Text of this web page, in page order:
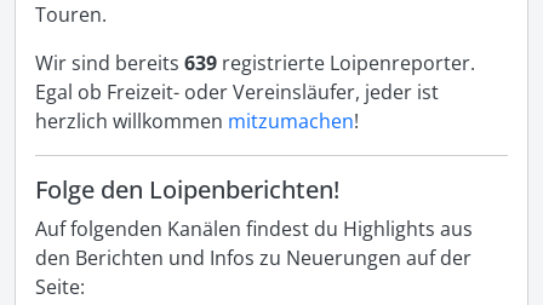
Touren.
Wir sind bereits 639 registrierte Loipenreporter.
Egal ob Freizeit- oder Vereinsläufer, jeder ist
herzlich willkommen mitzumachen!
Folge den Loipenberichten!
Auf folgenden Kanälen findest du Highlights aus
den Berichten und Infos zu Neuerungen auf der
Seite: